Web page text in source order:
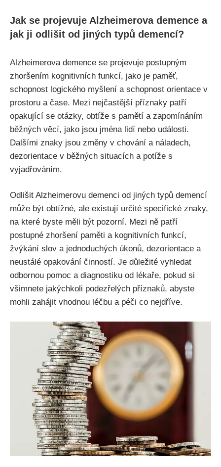
Jak se projevuje Alzheimerova demence a
jak ji odlišit od jiných typů demencí?
Alzheimerova demence se projevuje postupným
zhoršením kognitivních funkcí, jako je paměť,
schopnost logického myšlení a schopnost orientace v
prostoru a čase. Mezi nejčastější příznaky patří
opakující se otázky, obtíže s pamětí a zapomínáním
běžných věcí, jako jsou jména lidí nebo události.
Dalšími znaky jsou změny v chování a náladech,
dezorientace v běžných situacích a potíže s
vyjadřováním.
Odlišit Alzheimerovu demenci od jiných typů demencí
může být obtížné, ale existují určité specifické znaky,
na které byste měli být pozorní. Mezi ně patří
postupné zhoršení paměti a kognitivních funkcí,
žvýkání slov a jednoduchých úkonů, dezorientace a
neustálé opakování činností. Je důležité vyhledat
odbornou pomoc a diagnostiku od lékaře, pokud si
všimnete jakýchkoli podezřelých příznaků, abyste
mohli zahájit vhodnou léčbu a péči co nejdříve.